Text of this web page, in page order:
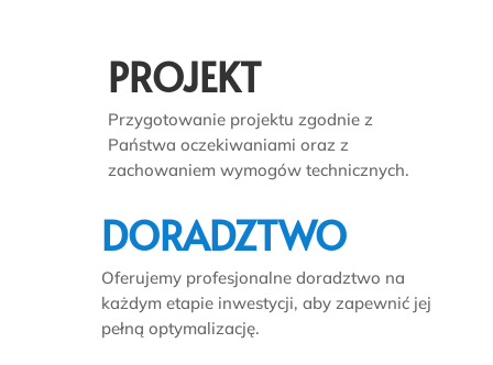
PROJEKT
Przygotowanie projektu zgodnie z
Państwa oczekiwaniami oraz z
zachowaniem wymogów technicznych.
DORADZTWO
Oferujemy profesjonalne doradztwo na
każdym etapie inwestycji, aby zapewnić jej
pełną optymalizację.